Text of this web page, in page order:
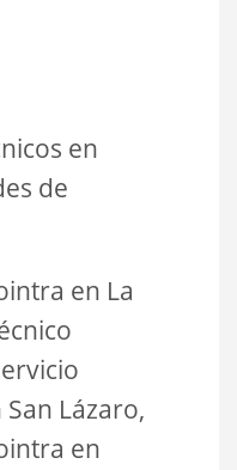
en
de
en La
Lázaro,
en